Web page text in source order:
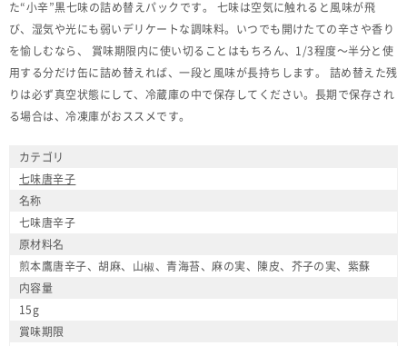
た“小辛”黒七味の詰め替えパックです。 七味は空気に触れると風味が飛
び、湿気や光にも弱いデリケートな調味料。いつでも開けたての辛さや香り
を愉しむなら、 賞味期限内に使い切ることはもちろん、1/3程度～半分と使
用する分だけ缶に詰め替えれば、一段と風味が長持ちします。 詰め替えた残
りは必ず真空状態にして、冷蔵庫の中で保存してください。長期で保存され
る場合は、冷凍庫がおススメです。
カテゴリ
七味唐辛子
名称
七味唐辛子
原材料名
煎本鷹唐辛子、胡麻、山椒、青海苔、麻の実、陳皮、芥子の実、紫蘇
内容量
15g
賞味期限